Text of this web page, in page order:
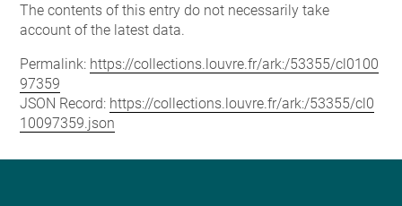
The contents of this entry do not necessarily take
account of the latest data.
Permalink: https://collections.louvre.fr/ark:/53355/cl0100
97359
JSON Record: https://collections.louvre.fr/ark:/53355/cl0
10097359.json